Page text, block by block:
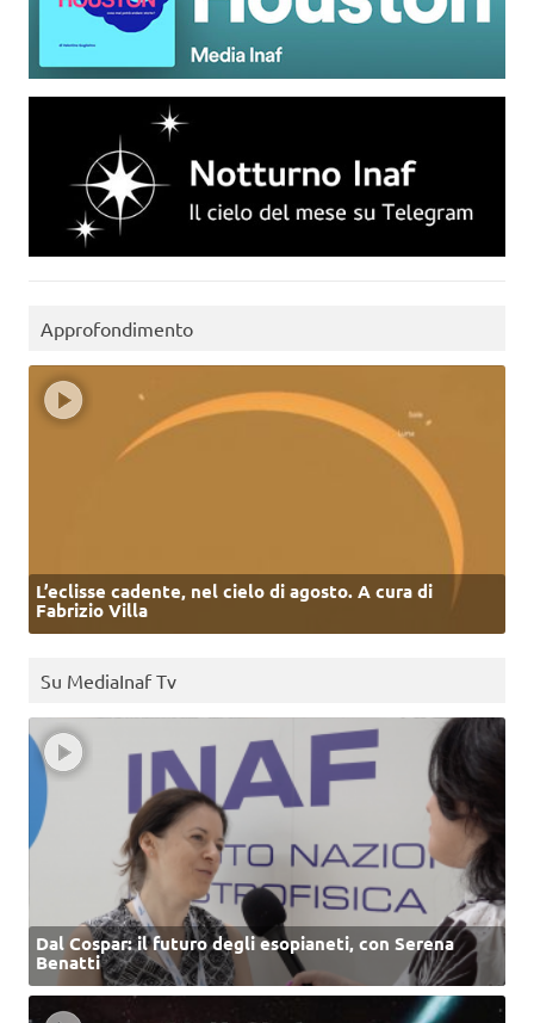
Approfondimento
L’eclisse cadente, nel cielo di agosto. A cura di
Fabrizio Villa
Su MediaInaf Tv
Dal Cospar: il futuro degli esopianeti, con Serena
Benatti